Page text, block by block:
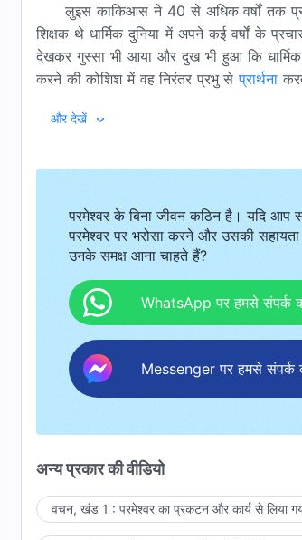
लुइस काकिआस ने 40 से अधिक वर्षों तक
शिक्षक थे धार्मिक दुनिया में अपने कई वर्षों के
देखकर गुस्सा भी आया और दुख भी हुआ कि
करने की कोशिश में वह निरंतर प्रभु सेप्रार्थना
और देखें
परमेश्वर के बिना जीवन कठिन है। यदि आप
परमेश्वर पर भरोसा करने और उसकी
उनके समक्ष आना चाहते हैं?
WhatsApp पर हमसे संपर्क
Messenger पर हमसे संपर्क
अन्य प्रकार की वीडियो
वचन, खंड 1 : परमेश्वर का प्रकटन और कार्य से लिया